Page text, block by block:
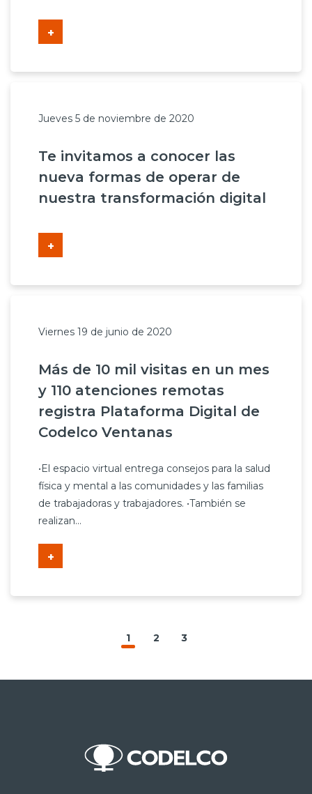
+
Jueves 5 de noviembre de 2020
Te invitamos a conocer las
nueva formas de operar de
nuestra transformación digital
+
Viernes 19 de junio de 2020
Más de 10 mil visitas en un mes
y 110 atenciones remotas
registra Plataforma Digital de
Codelco Ventanas
•El espacio virtual entrega consejos para la salud
física y mental a las comunidades y las familias
de trabajadoras y trabajadores. •También se
realizan...
+
1 2 3